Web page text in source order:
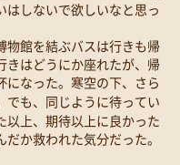
しないで欲しいなと思っ
館を結ぶバスは行きも帰
きはどうにか座れたが、帰
になった。寒空の下、さら
でも、同じように待ってい
以上、期待以上に良かった
か救われた気分だった。